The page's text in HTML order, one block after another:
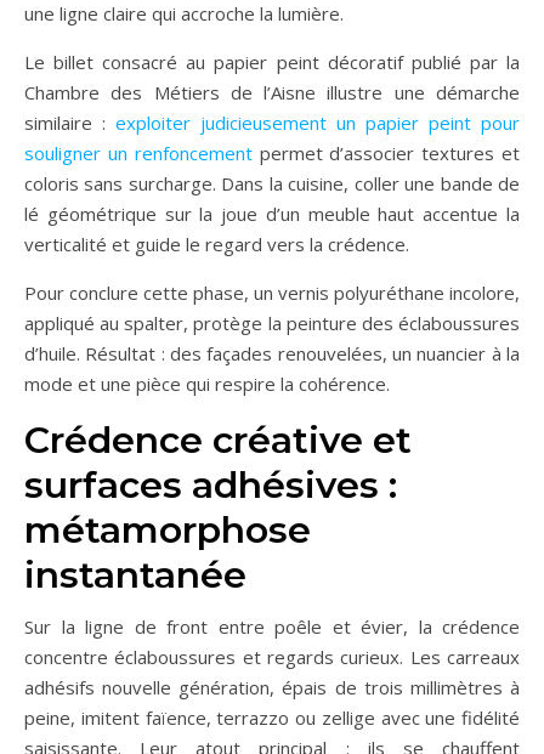
une ligne claire qui accroche la lumière.
Le billet consacré au papier peint décoratif publié par la
Chambre des Métiers de l’Aisne illustre une démarche
similaire : exploiter judicieusement un papier peint pour
souligner un renfoncementpermet d’associer textures et
coloris sans surcharge. Dans la cuisine, coller une bande de
lé géométrique sur la joue d’un meuble haut accentue la
verticalité et guide le regard vers la crédence.
Pour conclure cette phase, un vernis polyuréthane incolore,
appliqué au spalter, protège la peinture des éclaboussures
d’huile. Résultat : des façades renouvelées, un nuancier à la
mode et une pièce qui respire la cohérence.
Crédence créative et
surfaces adhésives :
métamorphose
instantanée
Sur la ligne de front entre poêle et évier, la crédence
concentre éclaboussures et regards curieux. Les carreaux
adhésifs nouvelle génération, épais de trois millimètres à
peine, imitent faïence, terrazzo ou zellige avec une fidélité
saisissante. Leur atout principal : ils se chauffent